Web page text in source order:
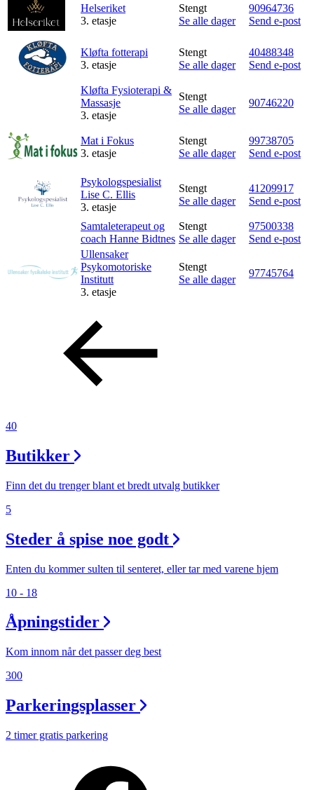
Praktisk informasjon
Ledige stillinger
Magasin
Helseriket
3. etasje
Stengt
Se alle dager
90964736
Send e-post
Kløfta fotterapi
3. etasje
Stengt
Se alle dager
40488348
Send e-post
Kløfta Fysioterapi &
Massasje
3. etasje
Stengt
Se alle dager
90746220
Mat i Fokus
3. etasje
Stengt
Se alle dager
99738705
Send e-post
Psykologspesialist
Lise C. Ellis
3. etasje
Stengt
Se alle dager
41209917
Send e-post
Samtaleterapeut og
coach Hanne Bidtnes
Stengt
Se alle dager
97500338
Send e-post
Ullensaker
Psykomotoriske
Institutt
3. etasje
Stengt
Se alle dager
97745764
40
Butikker
Finn det du trenger blant et bredt utvalg butikker
5
Steder å spise noe godt
Enten du kommer sulten til senteret, eller tar med varene hjem
10 - 18
Åpningstider
Kom innom når det passer deg best
300
Parkeringsplasser
2 timer gratis parkering